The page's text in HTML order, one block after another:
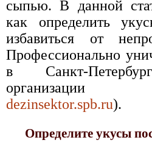
сыпью. В данной
как определить
избавиться от
Профессионально
в Санкт-
организации
dezinsektor.spb.ru).
Определите укусы